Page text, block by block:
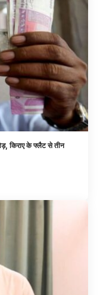
किराए के फ्लैट से तीन